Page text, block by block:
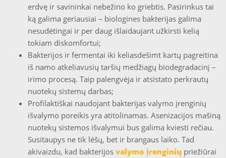
erdvę ir savininkai nebežino ko griebtis. Pasirinkus tai
ką galima geriausiai – biologines bakterijas galima
nesudėtingai ir per daug išlaidaujant užkirsti kelią
tokiam diskomfortui;
Bakterijos ir fermentai iki keliasdešimt kartų pagreitina
iš namo atkeliavusių taršių medžiagų biodegradacinį –
irimo procesą. Taip palengvėja ir atsistato perkrautų
nuotekų sistemų darbas;
Profilaktiškai naudojant bakterijas valymo įrenginių
išvalymo poreikis yra atitolinamas. Asenizacijos mašiną
nuotekų sistemos išvalymui bus galima kviesti rečiau.
Susitaupys ne tik lėšų, bet ir brangaus laiko. Tad
akivaizdu, kad bakterijos valymo įrenginių priežiūrai